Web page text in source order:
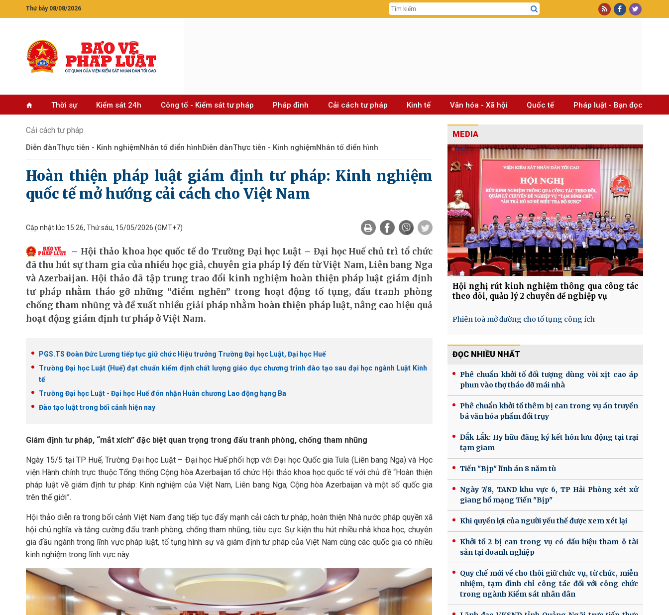
Thứ bảy 08/08/2026
Thời sự Kiểm sát 24h Công tố - Kiểm sát tư pháp Pháp đình Cải cách tư pháp Kinh tế Văn hóa - Xã hội Quốc tế Pháp luật - Bạn đọc
Cải cách tư pháp
Diễn đànThực tiễn - Kinh nghiệmNhân tố điển hìnhDiễn đànThực tiễn - Kinh nghiệmNhân tố điển hình
Hoàn thiện pháp luật giám định tư pháp: Kinh nghiệm
quốc tế mở hướng cải cách cho Việt Nam
Cập nhật lúc 15:26, Thứ sáu, 15/05/2026 (GMT+7)
Hội thảo khoa học quốc tế do Trường Đại học Luật – Đại học Huế chủ trì tổ chức
đã thu hút sự tham gia của nhiều học giả, chuyên gia pháp lý đến từ Việt Nam, Liên bang Nga
và Azerbaijan. Hội thảo đã tập trung trao đổi kinh nghiệm hoàn thiện pháp luật giám định
tư pháp nhằm tháo gỡ những “điểm nghẽn” trong hoạt động tố tụng, đấu tranh phòng
chống tham nhũng và đề xuất nhiều giải pháp nhằm hoàn thiện pháp luật, nâng cao hiệu quả
hoạt động giám định tư pháp ở Việt Nam.
PGS.TS Đoàn Đức Lương tiếp tục giữ chức Hiệu trưởng Trường Đại học Luật, Đại học Huế
Trường Đại học Luật (Huế) đạt chuẩn kiểm định chất lượng giáo dục chương trình đào tạo sau đại học ngành Luật Kinh
tế
Trường Đại học Luật - Đại học Huế đón nhận Huân chương Lao động hạng Ba
Đào tạo luật trong bối cảnh hiện nay
Giám định tư pháp, “mắt xích” đặc biệt quan trọng trong đấu tranh phòng, chống tham nhũng
Ngày 15/5 tại TP Huế, Trường Đại học Luật – Đại học Huế phối hợp với Đại học Quốc gia Tula (Liên bang Nga) và Học
viện Hành chính trực thuộc Tổng thống Cộng hòa Azerbaijan tổ chức Hội thảo khoa học quốc tế với chủ đề “Hoàn thiện
pháp luật về giám định tư pháp: Kinh nghiệm của Việt Nam, Liên bang Nga, Cộng hòa Azerbaijan và một số quốc gia
trên thế giới”.
Hội thảo diễn ra trong bối cảnh Việt Nam đang tiếp tục đẩy mạnh cải cách tư pháp, hoàn thiện Nhà nước pháp quyền xã
hội chủ nghĩa và tăng cường đấu tranh phòng, chống tham nhũng, tiêu cực. Sự kiện thu hút nhiều nhà khoa học, chuyên
gia đầu ngành trong lĩnh vực pháp luật, tố tụng hình sự và giám định tư pháp của Việt Nam cùng các quốc gia có nhiều
kinh nghiệm trong lĩnh vực này.
MEDIA
Hội nghị rút kinh nghiệm thông qua công tác
theo dõi, quản lý 2 chuyên đề nghiệp vụ
Phiên toà mở đường cho tố tụng công ích
ĐỌC NHIỀU NHẤT
Phê chuẩn khởi tố đối tượng dùng vòi xịt cao áp
phun vào thợ tháo dỡ mái nhà
Phê chuẩn khởi tố thêm bị can trong vụ án truyền
bá văn hóa phẩm đồi trụy
Đắk Lắk: Hy hữu đăng ký kết hôn lưu động tại trại
tạm giam
Tiến "Bịp" lĩnh án 8 năm tù
Ngày 7/8, TAND khu vực 6, TP Hải Phòng xét xử
giang hồ mạng Tiến "Bịp"
Khi quyền lợi của người yếu thế được xem xét lại
Khởi tố 2 bị can trong vụ có dấu hiệu tham ô tài
sản tại doanh nghiệp
Quy chế mới về cho thôi giữ chức vụ, từ chức, miễn
nhiệm, tạm đình chỉ công tác đối với công chức
trong ngành Kiểm sát nhân dân